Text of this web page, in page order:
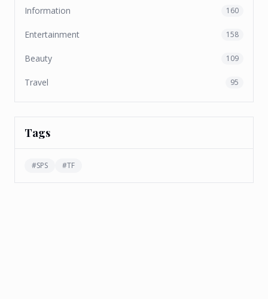
Information 160
Entertainment 158
Beauty 109
Travel 95
Tags
#SPS #TF